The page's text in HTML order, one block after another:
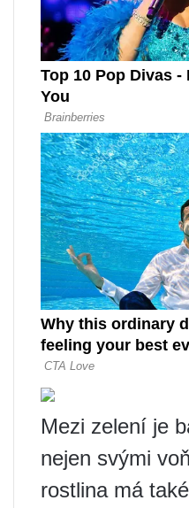
Mezi zelení je
nejen svými
rostlina má